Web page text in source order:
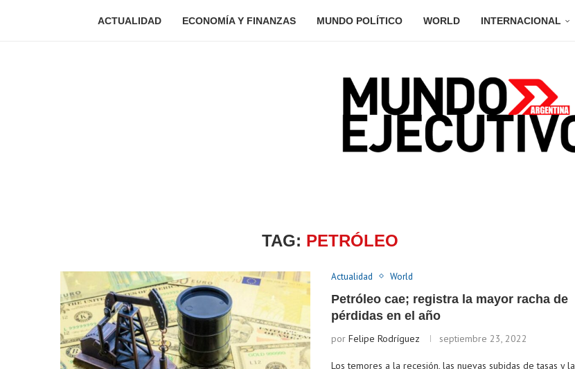
ACTUALIDAD ECONOMÍA Y FINANZAS MUNDO POLÍTICO WORLD INTERNACIONAL
TAG: PETRÓLEO
Actualidad World
Petróleo cae; registra la mayor racha de
pérdidas en el año
por Felipe Rodríguez septiembre 23, 2022
Los temores a la recesión, las nuevas subidas de tasas y la